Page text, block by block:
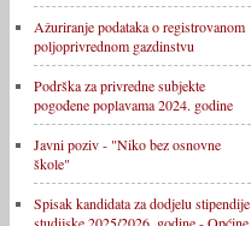
Ažuriranje podataka o registrovanom
poljoprivrednom gazdinstvu
Podrška za privredne subjekte
pogođene poplavama 2024. godine
Javni poziv - "Niko bez osnovne
škole"
Spisak kandidata za dodjelu stipendije